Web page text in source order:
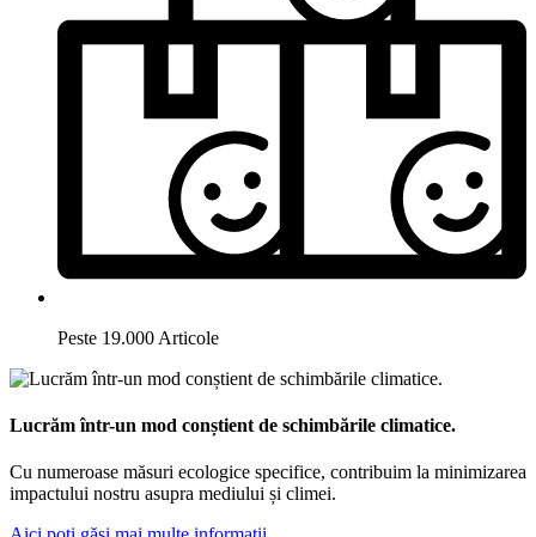
Peste 19.000 Articole
Lucrăm într-un mod conștient de schimbările climatice.
Cu numeroase măsuri ecologice specifice, contribuim la minimizarea
impactului nostru asupra mediului și climei.